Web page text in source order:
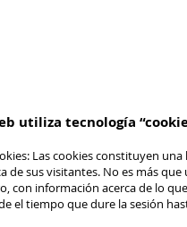
utiliza tecnología
Las cookies constituyen
de sus visitantes. No es más
con información acerca de lo
el tiempo que dure la sesión